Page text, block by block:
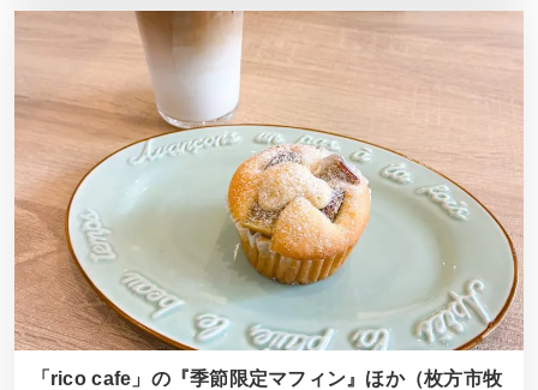
「rico cafe」の『季節限定マフィン』ほか（枚方市牧